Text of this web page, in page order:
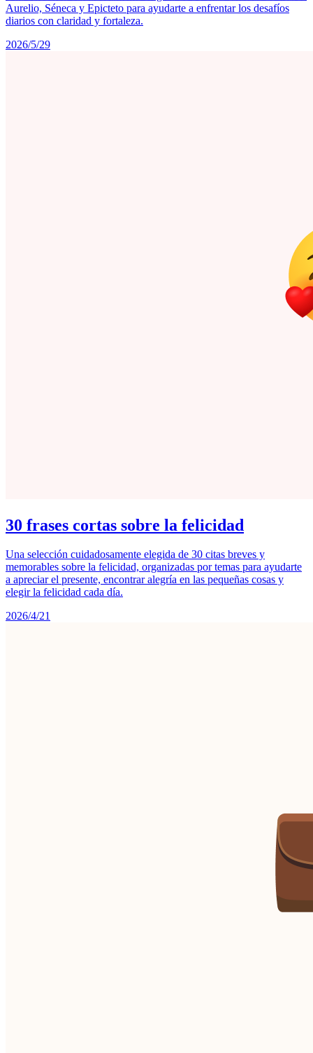
Aurelio, Séneca y Epicteto para ayudarte a enfrentar los desafíos
diarios con claridad y fortaleza.
2026/5/29
30 frases cortas sobre la felicidad
Una selección cuidadosamente elegida de 30 citas breves y
memorables sobre la felicidad, organizadas por temas para ayudarte
a apreciar el presente, encontrar alegría en las pequeñas cosas y
elegir la felicidad cada día.
2026/4/21